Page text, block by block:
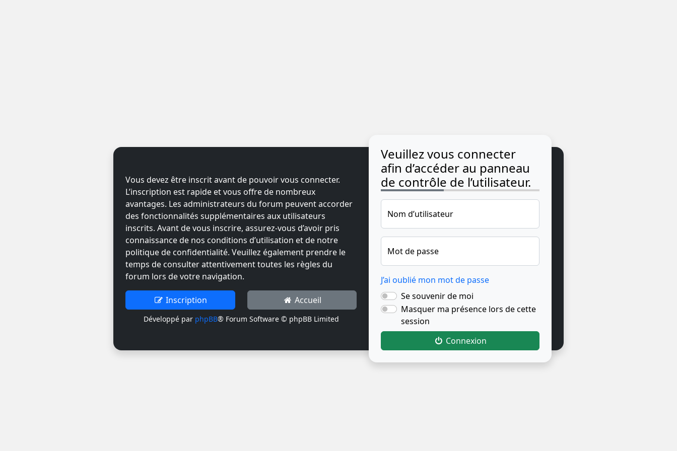
Vous devez être inscrit avant de pouvoir vous connecter.
L’inscription est rapide et vous offre de nombreux
avantages. Les administrateurs du forum peuvent accorder
des fonctionnalités supplémentaires aux utilisateurs
inscrits. Avant de vous inscrire, assurez-vous d’avoir pris
connaissance de nos conditions d’utilisation et de notre
politique de confidentialité. Veuillez également prendre le
temps de consulter attentivement toutes les règles du
forum lors de votre navigation.
Inscription Accueil
Développé par phpBB® Forum Software © phpBB Limited
Veuillez vous connecter
afin d’accéder au panneau
de contrôle de l’utilisateur.
Nom d’utilisateur
Mot de passe
J’ai oublié mon mot de passe
Se souvenir de moi
Masquer ma présence lors de cette
session
Connexion